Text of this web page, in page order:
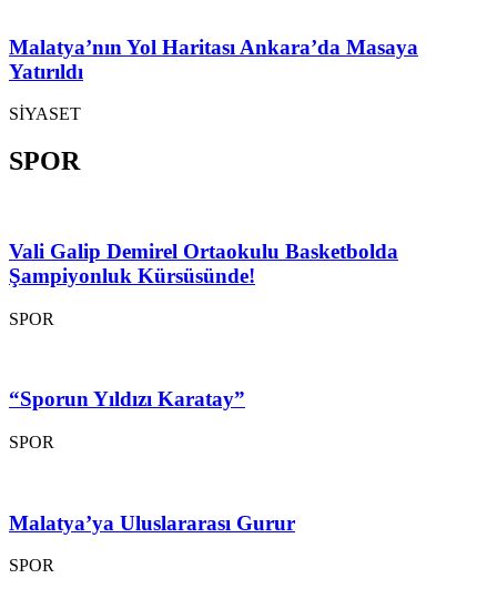
Malatya’nın Yol Haritası Ankara’da Masaya
Yatırıldı
SİYASET
SPOR
Vali Galip Demirel Ortaokulu Basketbolda
Şampiyonluk Kürsüsünde!
SPOR
“Sporun Yıldızı Karatay”
SPOR
Malatya’ya Uluslararası Gurur
SPOR